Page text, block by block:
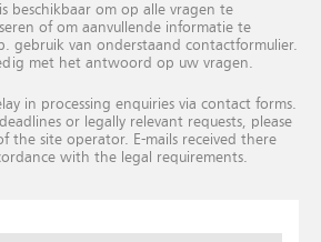
beschikbaar om op alle vragen te
of om aanvullende informatie te
gebruik van onderstaand contactformulier.
met het antwoord op uw vragen.
in processing enquiries via contact forms.
or legally relevant requests, please
the site operator. E-mails received there
with the legal requirements.